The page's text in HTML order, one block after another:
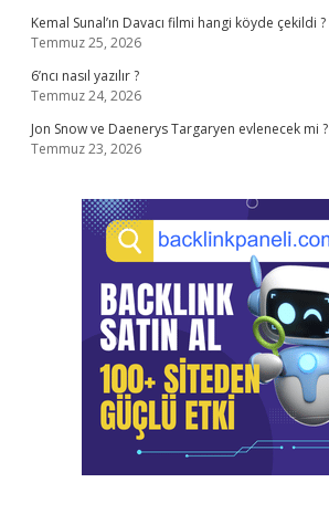
Kemal Sunal’ın Davacı filmi hangi köyde çekildi ?
Temmuz 25, 2026
6’ncı nasıl yazılır ?
Temmuz 24, 2026
Jon Snow ve Daenerys Targaryen evlenecek mi ?
Temmuz 23, 2026